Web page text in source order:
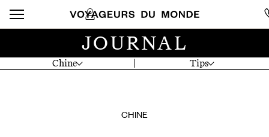
Chine Tips
JOURNAL
CHINE